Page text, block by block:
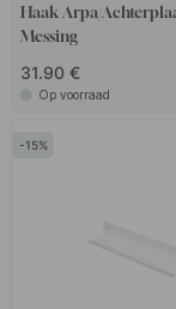
Haak Arpa/
Messing
31.90 €
Op voorraad
15